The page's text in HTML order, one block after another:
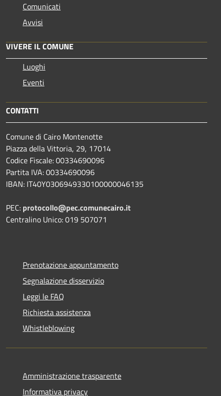
Comunicati
Avvisi
VIVERE IL COMUNE
Luoghi
Eventi
CONTATTI
Comune di Cairo Montenotte
Piazza della Vittoria, 29, 17014
Codice Fiscale: 00334690096
Partita IVA: 00334690096
IBAN: IT40Y0306949330100000046135
PEC: protocollo@pec.comunecairo.it
Centralino Unico: 019 507071
Prenotazione appuntamento
Segnalazione disservizio
Leggi le FAQ
Richiesta assistenza
Whistleblowing
Amministrazione trasparente
Informativa privacy